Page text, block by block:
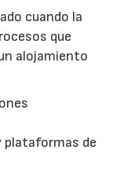
cuando la
que
alojamiento
plataformas de